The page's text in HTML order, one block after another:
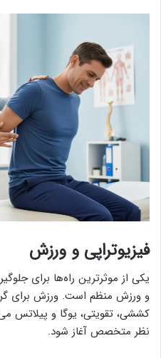
فیزیوتراپی و ورزش
یکی از موثرترین راه‌ها برای
و ورزش منظم است. ورزش برای
کششی، تقویتی، یوگا و پیلاتس
نظر متخصص آغاز شود.